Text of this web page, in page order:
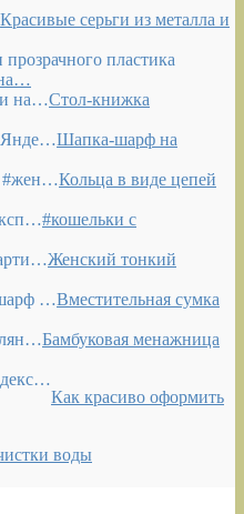
Красивые серьги из металла и
Стол-книжка
Шапка-шарф на
Кольца в виде цепей
#кошельки с
Женский тонкий
Вместительная сумка
Бамбуковая менажница
Как красиво оформить
воды